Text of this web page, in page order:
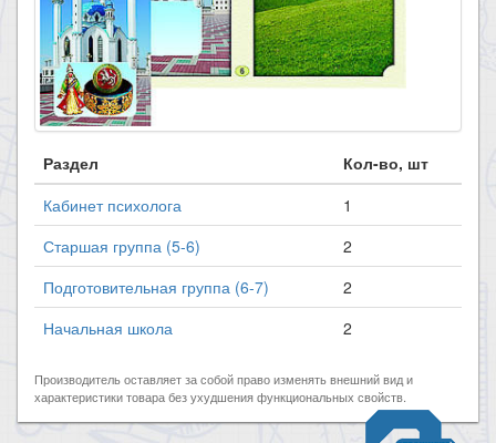
Раздел
Кол-во, шт
Кабинет психолога
1
Старшая группа (5-6)
2
Подготовительная группа (6-7)
2
Начальная школа
2
Производитель оставляет за собой право изменять внешний вид и
характеристики товара без ухудшения функциональных свойств.